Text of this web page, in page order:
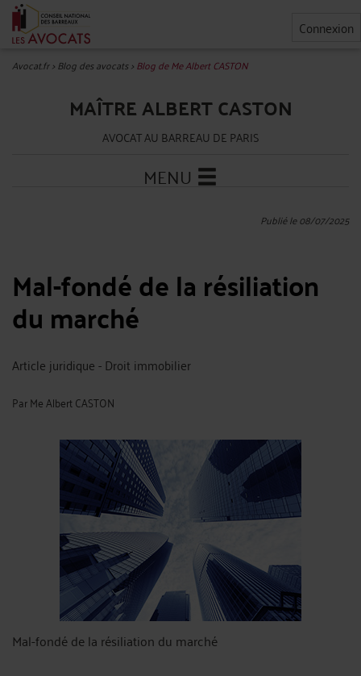
Connexion
Avocat.fr>Blog des avocats>Blog de Me Albert CASTON
MAÎTRE ALBERT CASTON
AVOCAT AU BARREAU DE PARIS
MENU
Publié le 08/07/2025
Mal-fondé de la résiliation
du marché
Article juridique - Droit immobilier
ParMe Albert CASTON
Mal-fondé de la résiliation du marché